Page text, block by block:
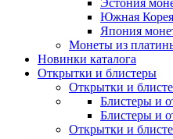
Эстония
Южная
Япония
Монеты из
Новинки каталога
Открытки и блистеры
Открытки и
Блистеры и
Блистеры и
Открытки и